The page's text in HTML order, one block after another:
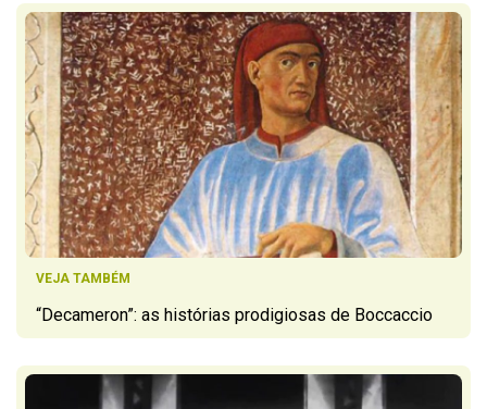
VEJA TAMBÉM
“Decameron”: as histórias prodigiosas de Boccaccio